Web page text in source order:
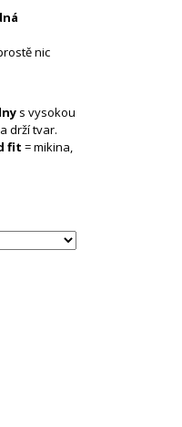
nic
s vysokou
drží tvar.
fit = mikina,